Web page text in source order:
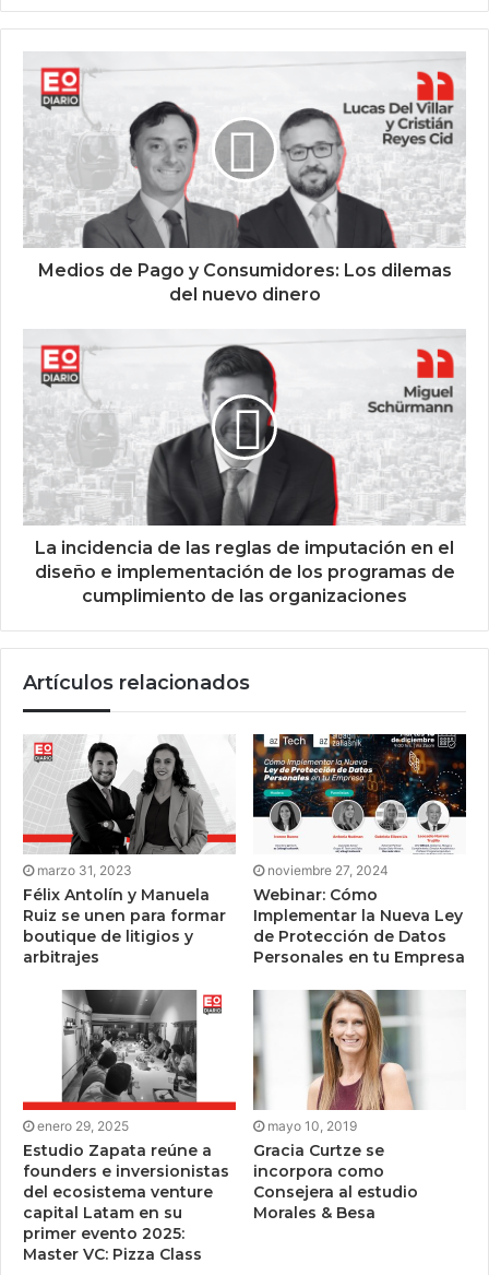
Medios de Pago y Consumidores: Los dilemas
del nuevo dinero
La incidencia de las reglas de imputación en el
diseño e implementación de los programas de
cumplimiento de las organizaciones
Artículos relacionados
marzo 31, 2023
Félix Antolín y Manuela
Ruiz se unen para formar
boutique de litigios y
arbitrajes
noviembre 27, 2024
Webinar: Cómo
Implementar la Nueva Ley
de Protección de Datos
Personales en tu Empresa
enero 29, 2025
Estudio Zapata reúne a
founders e inversionistas
del ecosistema venture
capital Latam en su
primer evento 2025:
Master VC: Pizza Class
mayo 10, 2019
Gracia Curtze se
incorpora como
Consejera al estudio
Morales & Besa